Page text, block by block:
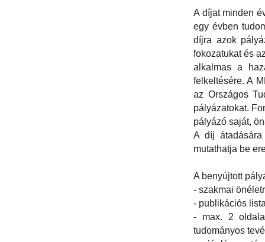
A díjat minden
egy évben
díjra azok
fokozatukat és
alkalmas a
felkeltésére. A
az Országos
pályázatokat.
pályázó saját,
A díj
mutathatja be
A benyújtott
- szakmai
- publikációs
- max. 2
tudományos